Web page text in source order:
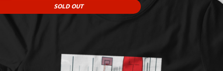
SOLD OUT